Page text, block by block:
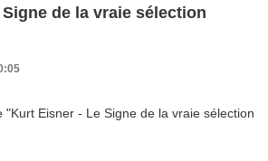
de la vraie sélection